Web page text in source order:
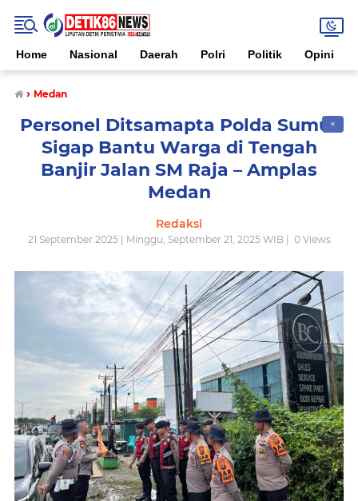
Home Nasional Daerah Polri Politik Opini
› Medan
✕
Personel Ditsamapta Polda Sumut
Sigap Bantu Warga di Tengah
Banjir Jalan SM Raja – Amplas
Medan
Redaksi
21 September 2025 | Minggu, September 21, 2025 WIB | 0Views